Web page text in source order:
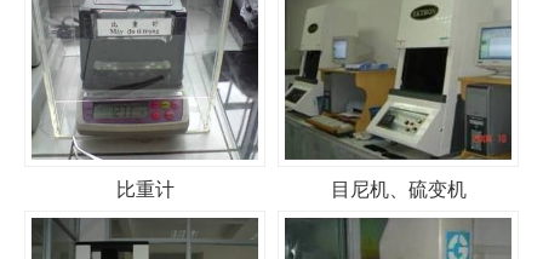
比重计 目尼机、硫变机